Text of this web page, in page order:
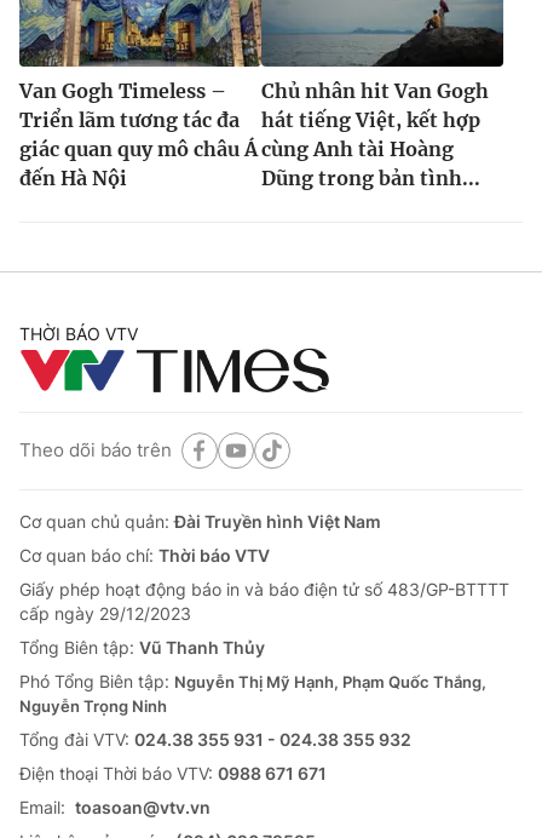
Van Gogh Timeless –
Triển lãm tương tác đa
giác quan quy mô châu Á
đến Hà Nội
Chủ nhân hit Van Gogh
hát tiếng Việt, kết hợp
cùng Anh tài Hoàng
Dũng trong bản tình...
THỜI BÁO VTV
Theo dõi báo trên
Cơ quan chủ quản:Đài Truyền hình Việt Nam
Cơ quan báo chí: Thời báo VTV
Giấy phép hoạt động báo in và báo điện tử số 483/GP-BTTTT
cấp ngày 29/12/2023
Tổng Biên tập: Vũ Thanh Thủy
Phó Tổng Biên tập: Nguyễn Thị Mỹ Hạnh, Phạm Quốc Thắng,
Nguyễn Trọng Ninh
Tổng đài VTV: 024.38 355 931 - 024.38 355 932
Ðiện thoại Thời báo VTV: 0988 671 671
Email: toasoan@vtv.vn